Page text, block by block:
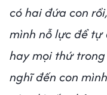
có hai đứa con
mình nỗ lực để
hay mọi thứ
nghĩ đến con